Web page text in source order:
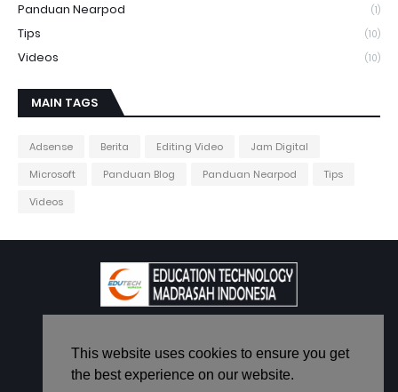
This website uses cookies to ensure you get
the best experience on our website.
Panduan Nearpod (1)
Tips (10)
Videos (10)
MAIN TAGS
Adsense Berita Editing Video
Jam Digital
Microsoft
Panduan Blog Panduan Nearpod
Tips
Videos